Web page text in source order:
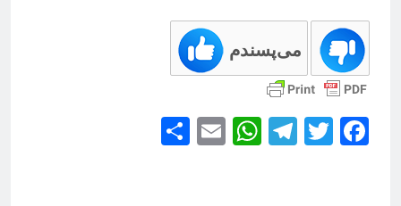
می‌پسندم
Facebook
Twitter
Telegram
WhatsApp
Email